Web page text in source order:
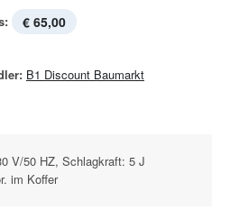
€ 65,00
B1 Discount Baumarkt
V/50 HZ, Schlagkraft: 5 J
im Koffer